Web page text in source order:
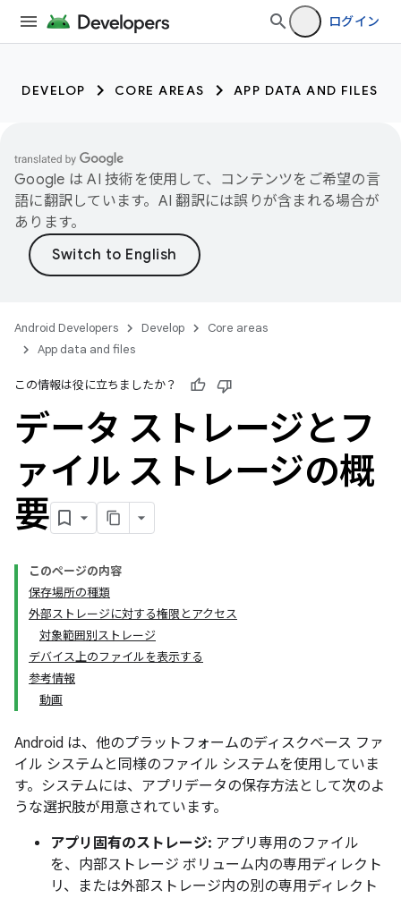
ログイン
DEVELOP CORE AREAS APP DATA AND FILES
Google は AI 技術を使用して、コンテンツをご希望の言
語に翻訳しています。AI 翻訳には誤りが含まれる場合が
あります。
Android Developers Develop
Core areas
App data and files
この情報は役に立ちましたか？
データ ストレージとフ
ァイル ストレージの概
要
このページの内容
保存場所の種類
外部ストレージに対する権限とアクセス
対象範囲別ストレージ
デバイス上のファイルを表示する
参考情報
動画
Android は、他のプラットフォームのディスクベース ファ
イル システムと同様のファイル システムを使用していま
す。システムには、アプリデータの保存方法として次のよ
うな選択肢が用意されています。
アプリ固有のストレージ: アプリ専用のファイル
を、内部ストレージ ボリューム内の専用ディレクト
リ、または外部ストレージ内の別の専用ディレクト